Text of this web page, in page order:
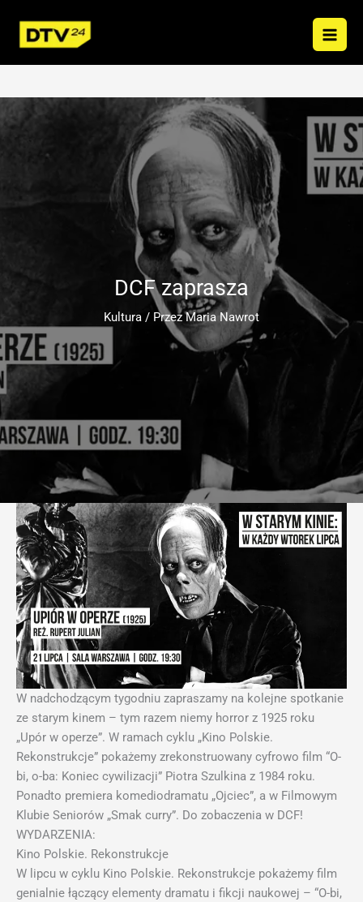
treści
DCF zaprasza
Kultura / PrzezMaria Nawrot
W nadchodzącym tygodniu zapraszamy na kolejne spotkanie
ze starym kinem – tym razem niemy horror z 1925 roku
„Upór w operze”. W ramach cyklu „Kino Polskie.
Rekonstrukcje” pokażemy zrekonstruowany cyfrowo film “O-
bi, o-ba: Koniec cywilizacji” Piotra Szulkina z 1984 roku.
Ponadto premiera komediodramatu „Ojciec”, a w Filmowym
Klubie Seniorów „Smak curry”. Do zobaczenia w DCF!
WYDARZENIA:
Kino Polskie. Rekonstrukcje
W lipcu w cyklu Kino Polskie. Rekonstrukcje pokażemy film
genialnie łączący elementy dramatu i fikcji naukowej – “O-bi,